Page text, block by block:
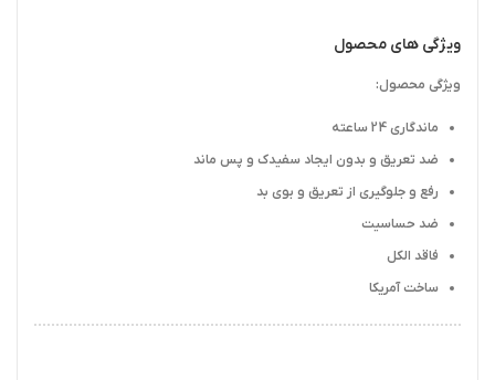
ویژگی های محصول
ویژگی محصول:
ماندگاری 24 ساعته
ضد تعریق و بدون ایجاد سفیدک و پس ماند
رفع و جلوگیری از تعریق و بوی بد
ضد حساسیت
فاقد الکل
ساخت آمریکا